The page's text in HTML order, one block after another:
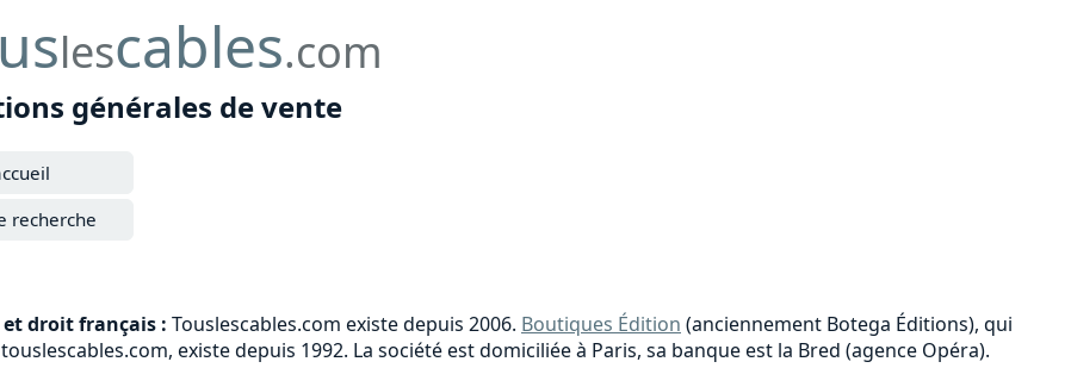
lescables.com
générales de vente
recherche
droit français : Touslescables.com existe depuis 2006. Boutiques Édition (anciennement Botega Éditions), qui
existe depuis 1992. La société est domiciliée à Paris, sa banque est la Bred (agence Opéra).